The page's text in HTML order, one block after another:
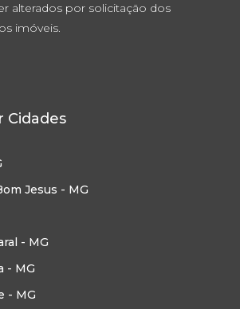
alterados por solicitação dos
imóveis.
Cidades
Jesus - MG
- MG
- MG
- MG